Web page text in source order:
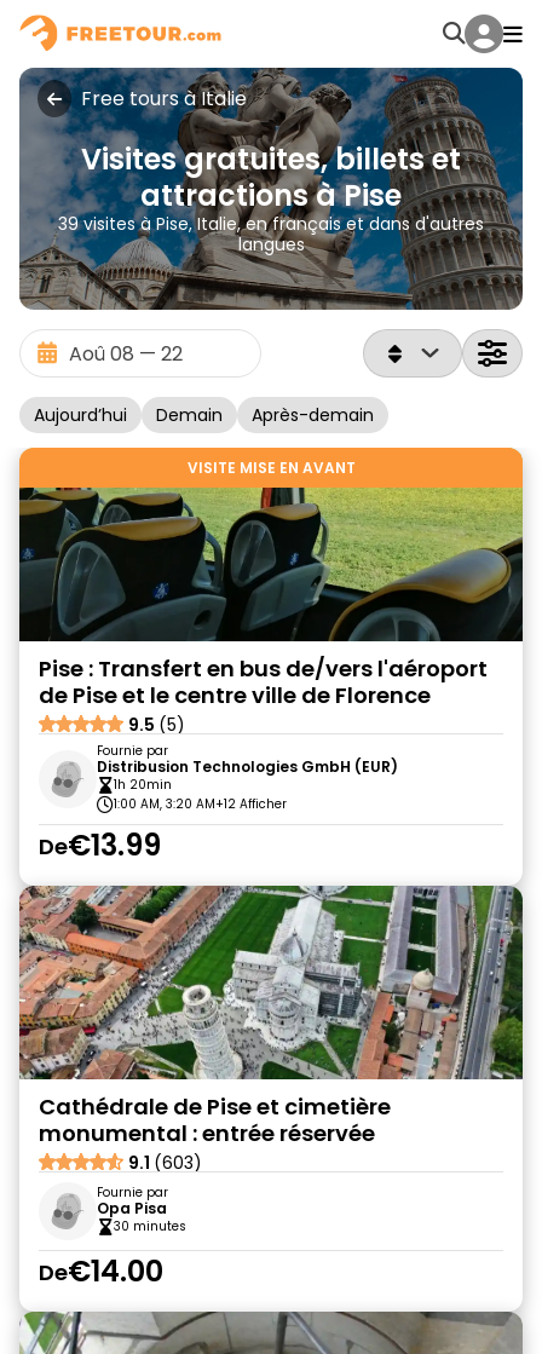
Free tours à Italie
Visites gratuites, billets et
attractions à Pise
39 visites à Pise, Italie, en français et dans d'autres
langues
Aujourd’hui Demain Après-demain
VISITE MISE EN AVANT
Pise : Transfert en bus de/vers l'aéroport
de Pise et le centre ville de Florence
9.5 (5)
Fournie par
Distribusion Technologies GmbH (EUR)
1h 20min
1:00 AM, 3:20 AM+12 Afficher
De€13.99
Cathédrale de Pise et cimetière
monumental : entrée réservée
9.1 (603)
Fournie par
Opa Pisa
30 minutes
De€14.00